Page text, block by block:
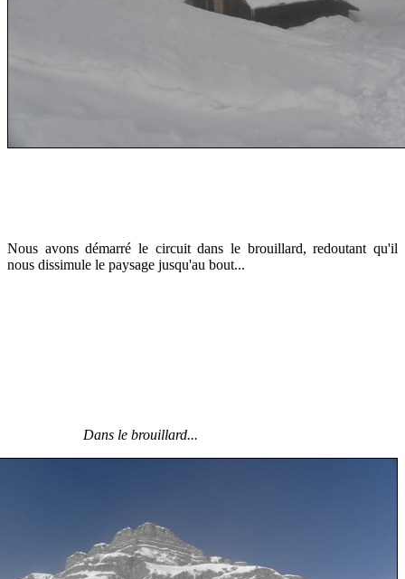
Nous avons démarré le circuit dans le brouillard, redoutant qu'il
nous dissimule le paysage jusqu'au bout...
Dans le brouillard...